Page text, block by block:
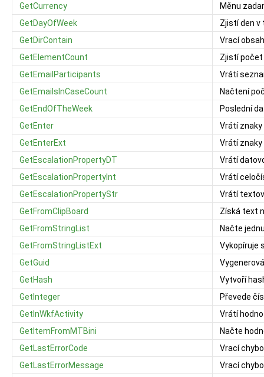
GetCurrency
Měnu
GetDayOfWeek
Zjistí den v
GetDirContain
Vrací
GetElementCount
Zjistí
GetEmailParticipants
Vrátí
GetEmailsInCaseCount
Načtení
GetEndOfTheWeek
Poslední
GetEnter
Vrátí znaky
GetEnterExt
Vrátí znaky
GetEscalationPropertyDT
Vrátí
GetEscalationPropertyInt
Vrátí
GetEscalationPropertyStr
Vrátí
GetFromClipBoard
Získá text
GetFromStringList
Načte
GetFromStringListExt
Vykopíruje
GetGuid
GetHash
Vytvoří
GetInteger
Převede
GetInWkfActivity
Vrátí
GetItemFromMTBini
Načte
GetLastErrorCode
Vrací
GetLastErrorMessage
Vrací